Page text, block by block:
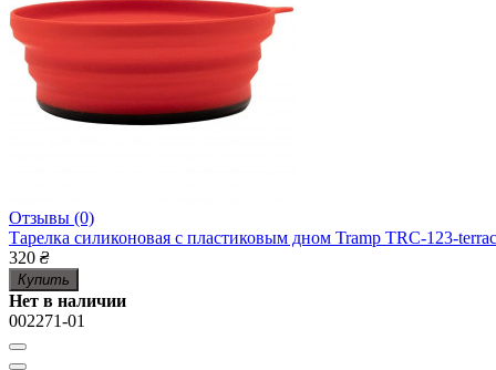
Отзывы (0)
Тарелка силиконовая с пластиковым дном Tramp TRC-123-
320 ₴
Купить
Нет в наличии
002271-01